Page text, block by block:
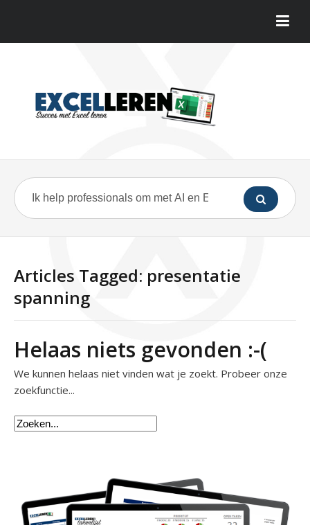
Articles Tagged: presentatie
spanning
Helaas niets gevonden :-(
We kunnen helaas niet vinden wat je zoekt. Probeer onze
zoekfunctie...